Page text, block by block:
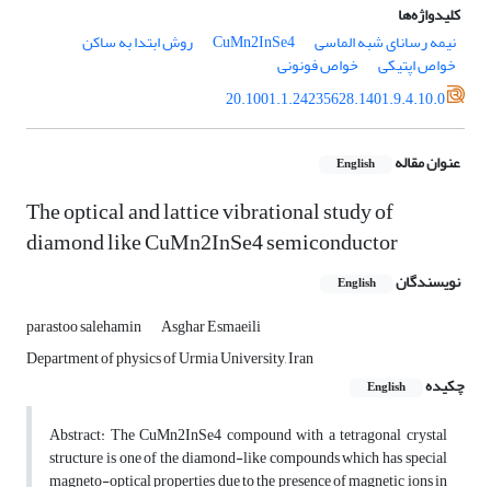
کلیدواژه‌ها
نیمه رسانای شبه الماسی
CuMn2InSe4 روش ابتدا به ساکن
خواص اپتیکی
خواص فونونی
20.1001.1.24235628.1401.9.4.10.0
عنوان مقاله English
The optical and lattice vibrational study of
diamond like CuMn2InSe4 semiconductor
نویسندگان English
parastoo salehamin
Asghar Esmaeili
Department of physics of Urmia University, Iran
چکیده
English
Abstract: The CuMn2InSe4 compound with a tetragonal crystal
structure is one of the diamond-like compounds which has special